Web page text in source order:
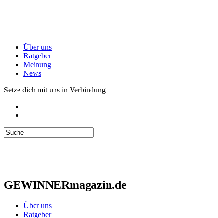
Über uns
Ratgeber
Meinung
News
Setze dich mit uns in Verbindung
GEWINNERmagazin.de
Über uns
Ratgeber